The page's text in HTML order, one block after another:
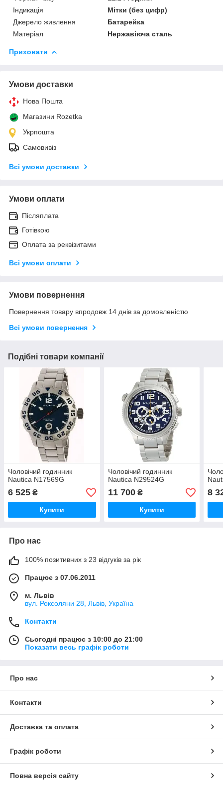
Індикація
Мітки (без цифр)
Джерело живлення
Батарейка
Матеріал
Нержавіюча сталь
Приховати
Умови доставки
Нова Пошта
Магазини Rozetka
Укрпошта
Самовивіз
Всі умови доставки
Умови оплати
Післяплата
Готівкою
Оплата за реквізитами
Всі умови оплати
Умови повернення
Повернення товару впродовж 14 днів за домовленістю
Всі умови повернення
Подібні товари компанії
Чоловічий годинник
Nautica N17569G
6 525 ₴
Купити
Чоловічий годинник
Nautica N29524G
11 700₴
Купити
8
Про нас
100% позитивних з 23 відгуків за рік
Працює з 07.06.2011
м. Львів
вул. Роксоляни 28, Львів, Україна
Контакти
Сьогодні працює з 10:00 до 21:00
Показати весь графік роботи
Про нас
Контакти
Доставка та оплата
Графік роботи
Повна версія сайту